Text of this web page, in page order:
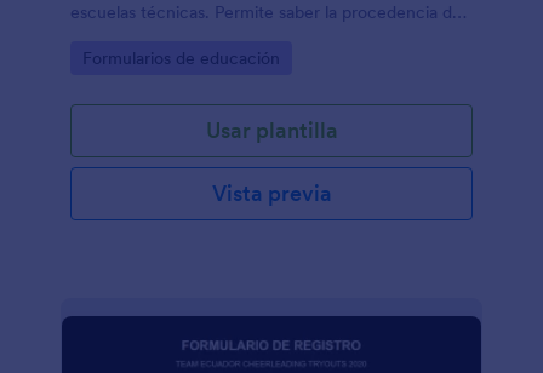
escuelas técnicas. Permite saber la procedencia del
utilizado y las actividades culturales a las que
Go to Category:
Formularios de educación
Usar plantilla
Vista previa